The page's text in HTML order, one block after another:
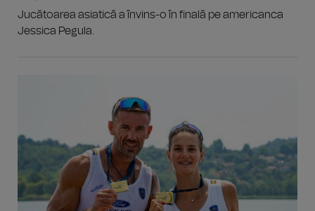
Jucătoarea asiatică a învins-o în finală pe americanca
Jessica Pegula.